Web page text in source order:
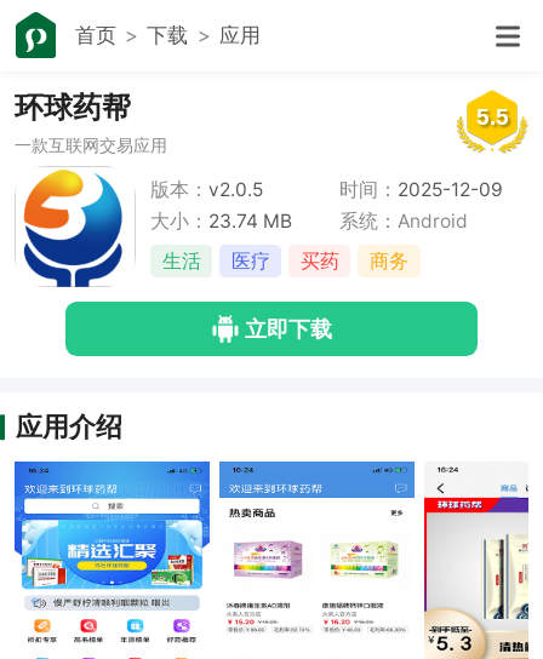
首页 下载 应用
5.5
环球药帮
一款互联网交易应用
版本：v2.0.5 时间： 2025-12-09
大小： 23.74 MB
系统：Android
生活
医疗 买药 商务
立即下载
应用介绍